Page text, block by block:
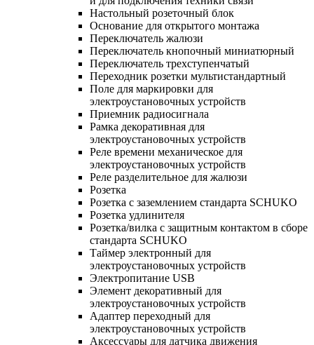
Настольный розеточный блок
Основание для открытого монтажа
Переключатель жалюзи
Переключатель кнопочный миниатюрный
Переключатель трехступенчатый
Переходник розетки мультистандартный
Поле для маркировки для
электроустановочных устройств
Приемник радиосигнала
Рамка декоративная для
электроустановочных устройств
Реле времени механическое для
электроустановочных устройств
Реле разделительное для жалюзи
Розетка
Розетка с заземлением стандарта SCHUKO
Розетка удлинителя
Розетка/вилка с защитным контактом в сборе
стандарта SCHUKO
Таймер электронный для
электроустановочных устройств
Электропитание USB
Элемент декоративный для
электроустановочных устройств
Адаптер переходный для
электроустановочных устройств
Аксессуары для датчика движения